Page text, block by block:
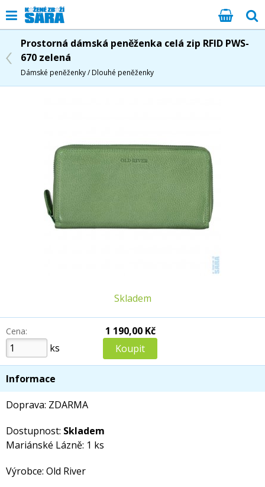
Prostorná dámská peněženka celá zip RFID PWS-
670 zelená
Dámské peněženky / Dlouhé peněženky
Skladem
Cena:
ks
1 190,00 Kč
Informace
Doprava: ZDARMA
Dostupnost: Skladem
Mariánské Lázně: 1 ks
Výrobce: Old River